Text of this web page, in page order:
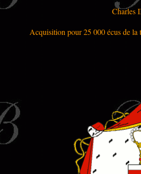
Charles
Acquisition pour 25 000 écus de la